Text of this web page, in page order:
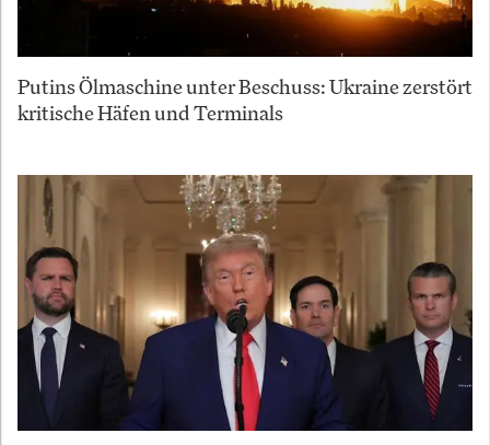
Putins Ölmaschine unter Beschuss: Ukraine zerstört
kritische Häfen und Terminals